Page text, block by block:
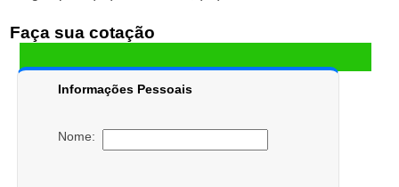
Faça sua cotação
Informações Pessoais
Nome: